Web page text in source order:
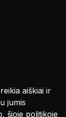
aiškiai ir
jumis
šioje politikoje